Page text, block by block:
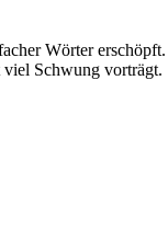
Wörter
viel Schwung vorträgt.